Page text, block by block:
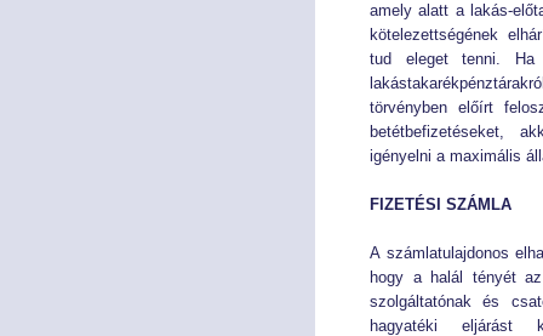
amely alatt a lakás-
kötelezettségének
tud eleget tenni. Ha
törvényben előírt
betétbefizetéseket,
igényelni a maximális
FIZETÉSI SZÁMLA
A számlatulajdonos
hogy a halál tényét
szolgáltatónak és
hagyatéki eljárást